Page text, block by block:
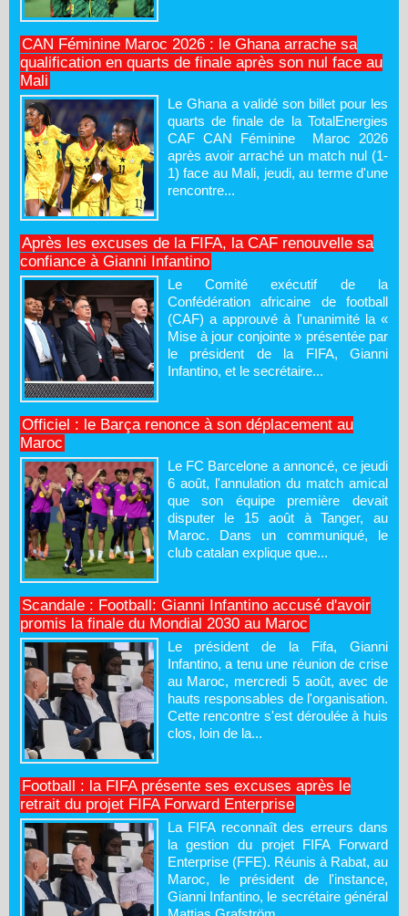
CAN Féminine Maroc 2026 : le Ghana arrache sa
qualification en quarts de finale après son nul face au
Mali
Le Ghana a validé son billet pour les
quarts de finale de la TotalEnergies
CAF CAN Féminine Maroc 2026
après avoir arraché un match nul (1-
1) face au Mali, jeudi, au terme d'une
rencontre...
Après les excuses de la FIFA, la CAF renouvelle sa
confiance à Gianni Infantino
Le Comité exécutif de la
Confédération africaine de football
(CAF) a approuvé à l'unanimité la «
Mise à jour conjointe » présentée par
le président de la FIFA, Gianni
Infantino, et le secrétaire...
Officiel : le Barça renonce à son déplacement au
Maroc
Le FC Barcelone a annoncé, ce jeudi
6 août, l'annulation du match amical
que son équipe première devait
disputer le 15 août à Tanger, au
Maroc. Dans un communiqué, le
club catalan explique que...
Scandale : Football: Gianni Infantino accusé d'avoir
promis la finale du Mondial 2030 au Maroc
Le président de la Fifa, Gianni
Infantino, a tenu une réunion de crise
au Maroc, mercredi 5 août, avec de
hauts responsables de l'organisation.
Cette rencontre s'est déroulée à huis
clos, loin de la...
Football : la FIFA présente ses excuses après le
retrait du projet FIFA Forward Enterprise
La FIFA reconnaît des erreurs dans
la gestion du projet FIFA Forward
Enterprise (FFE). Réunis à Rabat, au
Maroc, le président de l'instance,
Gianni Infantino, le secrétaire général